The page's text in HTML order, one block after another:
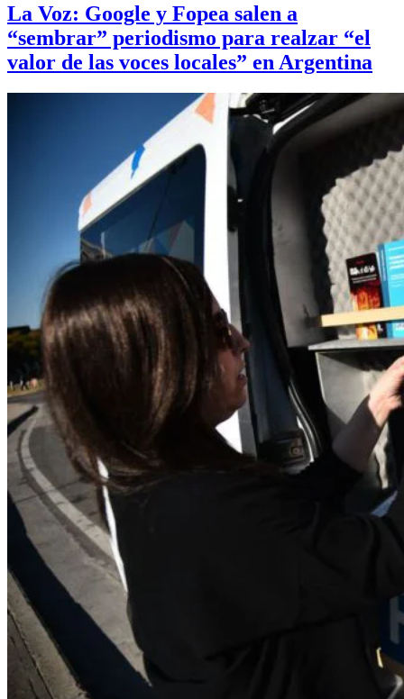
La Voz: Google y Fopea salen a
“sembrar” periodismo para realzar “el
valor de las voces locales” en Argentina